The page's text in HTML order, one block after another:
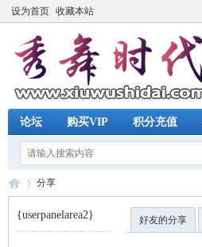
设为首页 收藏本站
论坛 购买VIP 积分充值
分享
{userpanelarea2} 好友的分享